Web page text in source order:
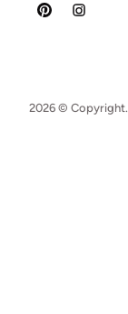
2026 © Copyright.